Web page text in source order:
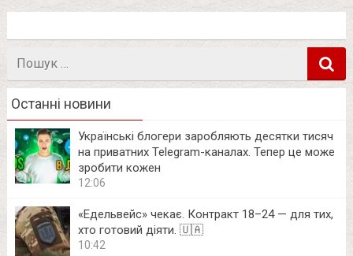
Пошук
Останні новини
Українські блогери заробляють десятки тисяч
на приватних Telegram-каналах. Тепер це може
зробити кожен
12:06
«Едельвейс» чекає. Контракт 18–24 — для тих,
хто готовий діяти. 🇺🇦
10:42